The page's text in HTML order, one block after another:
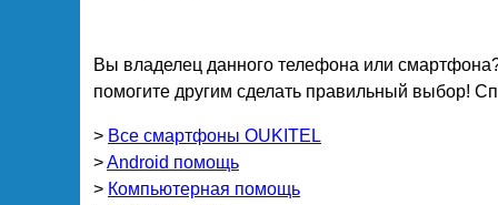
Вы владелец данного телефона или
помогите другим сделать правильный выбор!
> Все смартфоны OUKITEL
>Android помощь
> Компьютерная помощь